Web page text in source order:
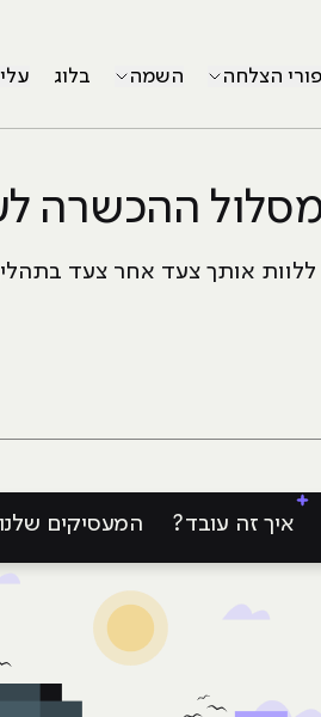
הצלחה השמה בלוג
ההכשרה
ללוות אותך צעד אחר צעד
איך זה עובד? המעסיקים שלנו